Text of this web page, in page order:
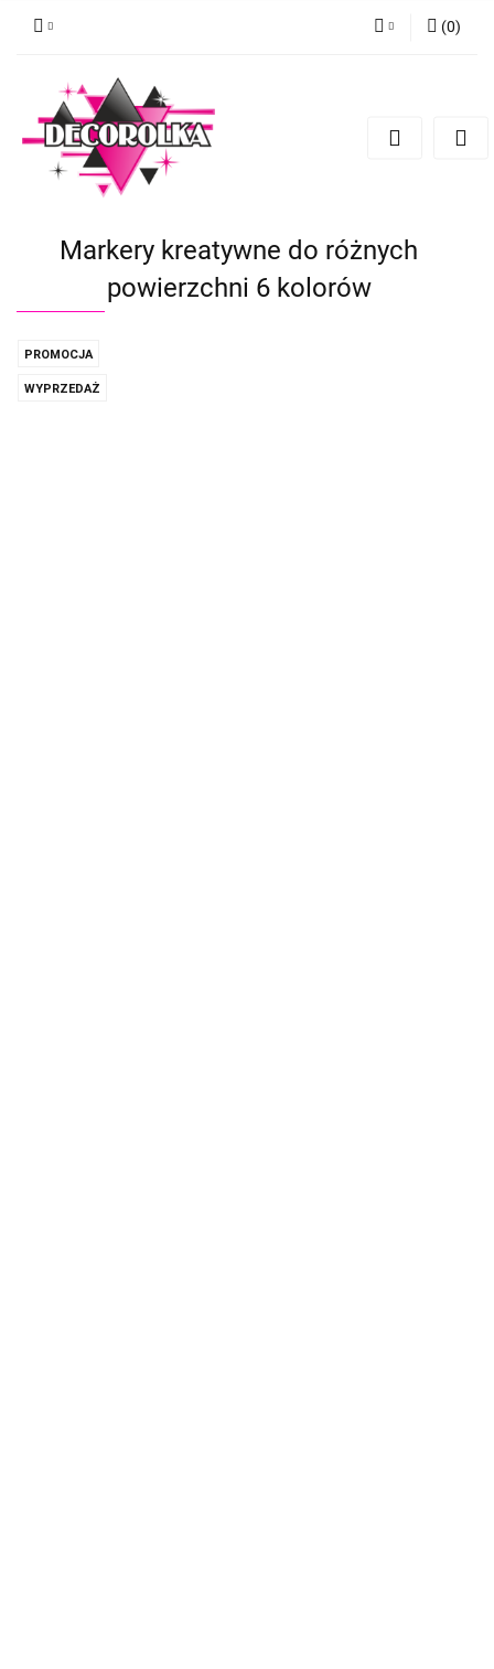
Dodaj zgłoszenie
(0)
Markery kreatywne do różnych
powierzchni 6 kolorów
PROMOCJA
WYPRZEDAŻ